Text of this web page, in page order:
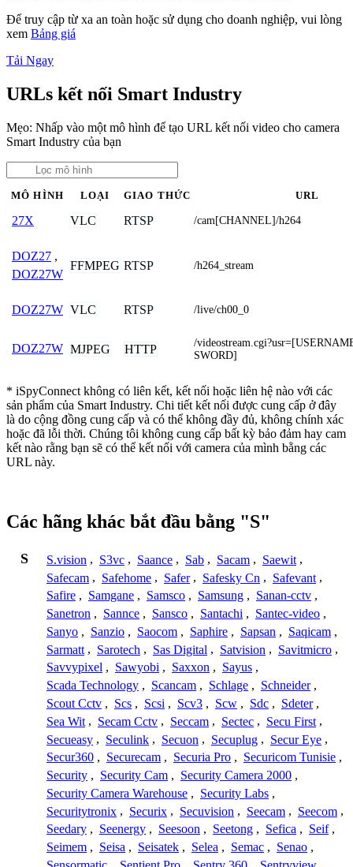
Để truy cập từ xa an toàn hoặc sử dụng cho doanh nghiệp, vui lòng
xem Bảng giá
Tải Ngay
URLs kết nối Smart Industry
Mẹo: Nhấp vào một mô hình để tạo URL kết nối video cho camera
Smart Industry của bạn
MÔ HÌNH LOẠI GIAO THỨC URL
27X VLC RTSP /cam[CHANNEL]/h264
DOZ27 ,
DOZ27W
FFMPEG RTSP /h264_stream
DOZ27W VLC RTSP /live/ch00_0
DOZ27W MJPEG HTTP
/
SWORD]
* iSpyConnect không có liên kết, kết nối hoặc liên hệ nào với các
sản phẩm của Smart Industry. Chi tiết kết nối được cung cấp ở đây
là do cộng đồng cung cấp và có thể không đầy đủ, không chính xác
hoặc đã lỗi thời. Chúng tôi không cung cấp bất kỳ bảo đảm hay cam
kết nào rằng bạn sẽ có thể kết nối với camera của mình bằng các
URL này.
Các hãng khác bắt đầu bằng "S"
S S.vision , S3vc , Saance , Sab , Sacam , Saewit ,
Safecam , Safehome , Safer , Safesky Cn , Safevant ,
Safire , Samgane , Samsco , Samsung , Sanan-cctv ,
Sanetron , Sannce , Sansco , Santachi , Santec-video ,
Sanyo , Sanzio , Saocom , Saphire , Sapsan , Saqicam ,
Sarmatt , Sarotech , Sas Digital , Satvision , Savitmicro ,
Savvypixel , Sawyobi , Saxxon , Sayus ,
Scada Technology , Scancam , Schlage , Schneider ,
Scout Cctv , Scs , Scsi , Scv3 , Scw , Sdc , Sdeter ,
Sea Wit , Secam Cctv , Seccam , Sectec , Secu First ,
Secueasy , Seculink , Secuon , Secuplug , Secur Eye ,
Secur360 , Securecam , Securia Pro , Securicom Tunisie ,
Security , Security Cam , Security Camera 2000 ,
Security Camera Warehouse , Security Labs ,
Securitytronix , Securix , Secuvision , Seecam , Seecom ,
Seedary , Seenergy , Seesoon , Seetong , Sefica , Seif ,
Seimem , Seisa , Seisatek , Selea , Semac , Senao ,